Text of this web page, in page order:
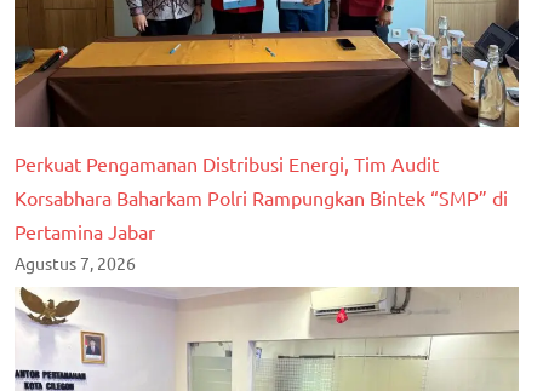
Perkuat Pengamanan Distribusi Energi, Tim Audit
Korsabhara Baharkam Polri Rampungkan Bintek “SMP” di
Pertamina Jabar
Agustus 7, 2026